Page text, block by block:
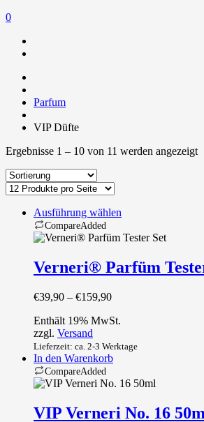
0
Parfum
VIP Düfte
Ergebnisse 1 – 10 von 11 werden angezeigt
Ausführung wählen
CompareAdded
Dieses
weist
mehrere
auf.
Optionen
können
auf
der
Produktseite
gewählt
Verneri® Parfüm
€39,90 – €159,90Preisspanne:
bis
Enthält 19% MwSt.
zzgl. Versand
Lieferzeit: ca. 2-3 Werktage
In den Warenkorb
CompareAdded
VIP Verneri No. 16